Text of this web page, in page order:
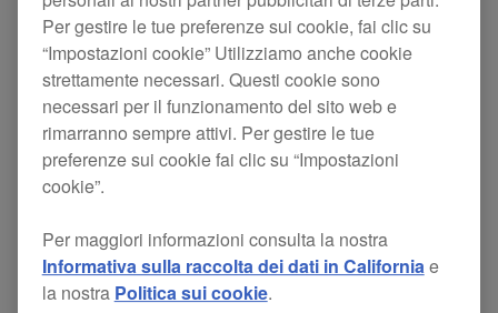
[PROBLEMA RISOLTO]
Impossibile installare il software driver
durante l'utilizzo di macOS Catalina 10.15.
[Nota]
software driver, assicurarsi di disinstallarla
prima di installare la ver. 1.1.0. Per installare
Per gestire le tue preferenze sui cookie, fai clic su
“Impostazioni cookie” Utilizziamo anche cookie
strettamente necessari. Questi cookie sono
necessari per il funzionamento del sito web e
rimarranno sempre attivi. Per gestire le tue
preferenze sui cookie fai clic su “Impostazioni
cookie”.
Per maggiori informazioni consulta la nostra
Informativa sulla raccolta dei dati in Californiae
la nostra Politica sui cookie.